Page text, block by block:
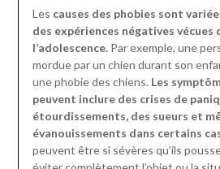
Les causes des phobies sont
des expériences négatives vécues
l’adolescence.Par exemple, une
mordue par un chien durant son
une phobie des chiens. Les
peuvent inclure des crises de
étourdissements, des sueurs et
évanouissements dans certains
peuvent être si sévères qu’ils